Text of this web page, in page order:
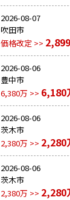
2026-08-07
吹田市
価格改定 >>
2026-08-06
豊中市
6,380万 >> 6,180
2026-08-06
茨木市
2,380万 >> 2,280
2026-08-06
茨木市
2,380万 >> 2,280